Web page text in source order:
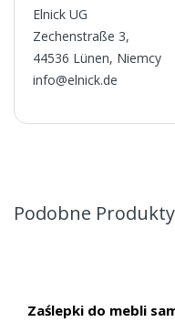
Elnick UG
Zechenstraße 3,
44536 Lünen, Niemcy
info@elnick.de
Podobne Produkty
Zaślepki do mebli